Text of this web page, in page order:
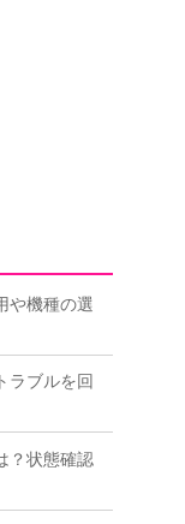
や機種の選
ラブルを回
？状態確認